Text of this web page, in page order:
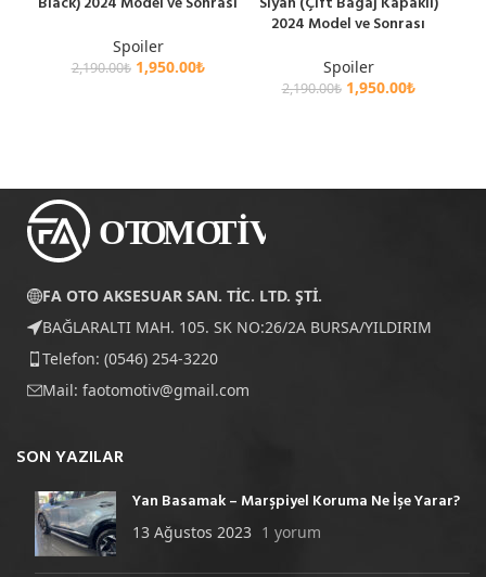
Spoiler
2,190.00₺ 1,950.00₺
2024 Model ve Sonrası
Spoiler
2,190.00₺ 1,950.00₺
FA OTO AKSESUAR SAN. TİC. LTD. ŞTİ.
BAĞLARALTI MAH. 105. SK NO:26/2A BURSA/YILDIRIM
Telefon: (0546) 254-3220
Mail: faotomotiv@gmail.com
SON YAZILAR
Yan Basamak – Marşpiyel Koruma Ne İşe Yarar?
13 Ağustos 2023 1 yorum